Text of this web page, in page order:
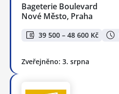
Bageterie Boulevard
Nové Město, Praha
39 500 – 48 600 Kč
Zveřejněno: 3. srpna